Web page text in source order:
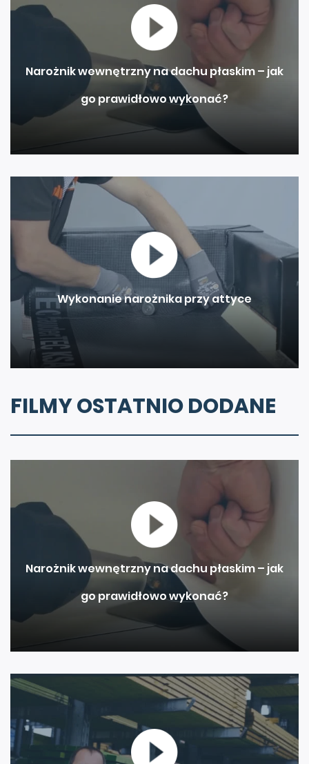
Narożnik wewnętrzny na dachu płaskim – jak
go prawidłowo wykonać?
Wykonanie narożnika przy attyce
FILMY OSTATNIO DODANE
Narożnik wewnętrzny na dachu płaskim – jak
go prawidłowo wykonać?